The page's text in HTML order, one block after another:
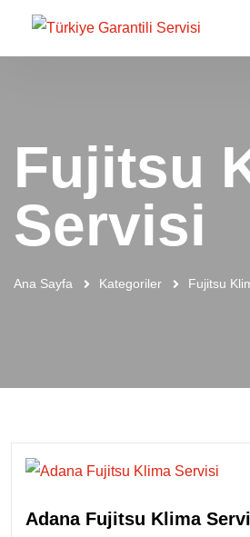
Fujitsu
Servisi
Ana Sayfa Kategoriler Fujitsu
Adana Fujitsu Klima